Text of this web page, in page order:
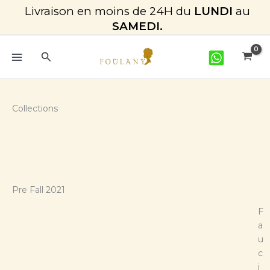
contenu
Livraison en moins de 24H du LUNDI au
SAMEDI.
Rechercher
Collections
Pre Fall 2021
F
a
u
c
i